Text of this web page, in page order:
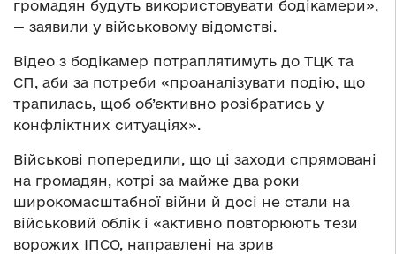
громадян будуть використовувати бодікамери»,
— заявили у військовому відомстві.
Відео з бодікамер потраплятимуть до ТЦК та
СП, аби за потреби «проаналізувати подію, що
трапилась, щоб об’єктивно розібратись у
конфліктних ситуаціях».
Військові попередили, що ці заходи спрямовані
на громадян, котрі за майже два роки
широкомасштабної війни й досі не стали на
військовий облік і «активно повторюють тези
ворожих ІПСО, направлені на зрив